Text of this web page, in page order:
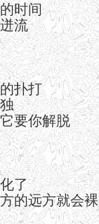
时间
流
扑打
要你解脱
了
的远方就会